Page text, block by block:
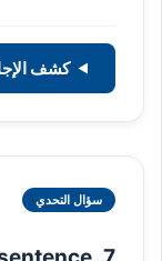
كشف
سؤال التحدي